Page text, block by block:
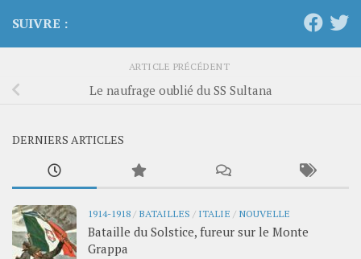
SUIVRE :
ARTICLE PRÉCÉDENT
Le naufrage oublié du SS Sultana
DERNIERS ARTICLES
1914-1918 / BATAILLES / ITALIE / NOUVELLE
Bataille du Solstice, fureur sur le Monte
Grappa